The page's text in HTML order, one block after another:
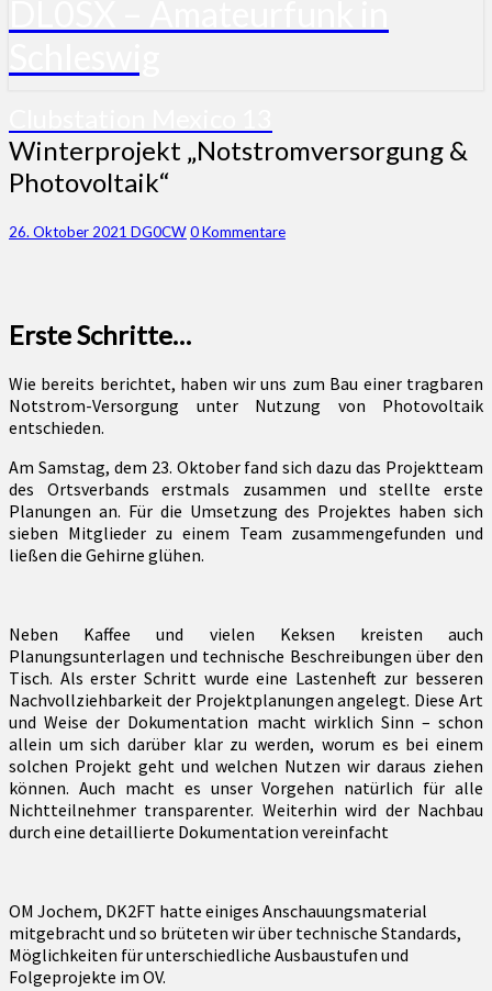
Winterprojekt
„Notstromversorgung
&
Winterprojekt „Notstromversorgung &
Photovoltaik“
26. Oktober 2021 DG0CWKommentare
0 Kommentare
Erste Schritte…
Wie bereits berichtet, haben wir uns zum Bau einer tragbaren
Notstrom-Versorgung unter Nutzung von Photovoltaik
entschieden.
Am Samstag, dem 23. Oktober fand sich dazu das Projektteam
des Ortsverbands erstmals zusammen und stellte erste
Planungen an. Für die Umsetzung des Projektes haben sich
sieben Mitglieder zu einem Team zusammengefunden und
ließen die Gehirne glühen.
Neben Kaffee und vielen Keksen kreisten auch
Planungsunterlagen und technische Beschreibungen über den
Tisch. Als erster Schritt wurde eine Lastenheft zur besseren
Nachvollziehbarkeit der Projektplanungen angelegt. Diese Art
und Weise der Dokumentation macht wirklich Sinn – schon
allein um sich darüber klar zu werden, worum es bei einem
solchen Projekt geht und welchen Nutzen wir daraus ziehen
können. Auch macht es unser Vorgehen natürlich für alle
Nichtteilnehmer transparenter. Weiterhin wird der Nachbau
durch eine detaillierte Dokumentation vereinfacht
OM Jochem, DK2FT hatte einiges Anschauungsmaterial
mitgebracht und so brüteten wir über technische Standards,
Möglichkeiten für unterschiedliche Ausbaustufen und
Folgeprojekte im OV.